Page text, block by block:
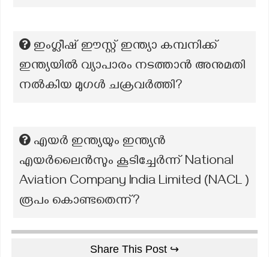
ഇംഗ്ലീഷ് ഈസ്റ്റ് ഇന്ത്യാ കമ്പനിക്ക്
ഇന്ത്യയിൽ വ്യാപാരം നടത്താൻ അനുമതി
നൽകിയ മുഗൾ ചക്രവർത്തി?
എയർ ഇന്ത്യയും ഇന്ത്യൻ
എയർലൈൻസും കൂടിച്ചേർന്ന് National
Aviation Company India Limited (NACL )
രൂപം കൊണ്ടതെന്ന്?
Share This Post ↪